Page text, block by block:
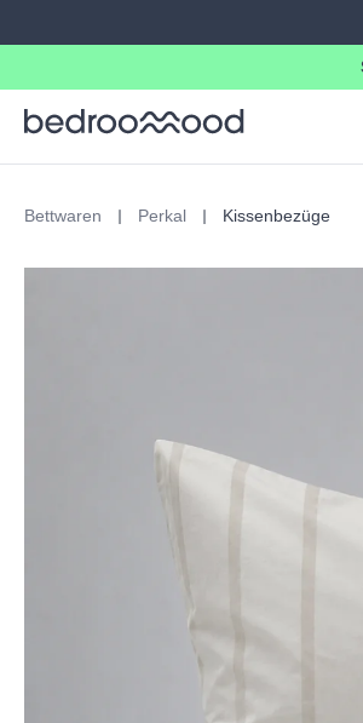
Bettwaren Perkal Kissenbezüge